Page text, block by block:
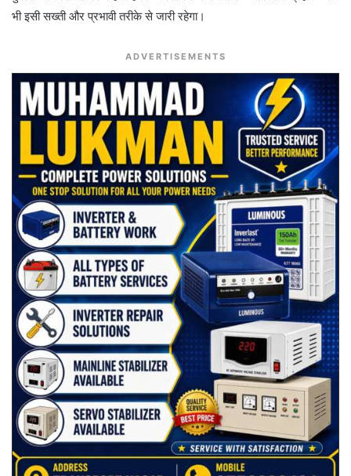
भी इसी सख्ती और प्रभावी तरीके से जारी रहेगा।
ADVERTISEMENTS